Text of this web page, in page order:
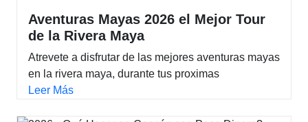
Aventuras Mayas 2026 el Mejor Tour
de la Rivera Maya
Atrevete a disfrutar de las mejores aventuras mayas
en la rivera maya, durante tus proximas
Leer Más